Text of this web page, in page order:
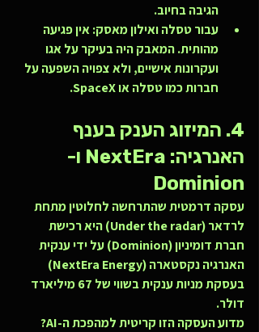
הגיבה בחיוב.
עבור טסלה ואילון מאסק: אין פגיעה
מהותית. המאבק היה בעיקר על אגו
ועקרונות אישיים, ולא צפויה השפעה על
חברות כמו טסלה או SpaceX.
4. המיזוג הענק בענף
האנרגיה: NextEra ו-
Dominion
עסקה דרמטית שהתרחשה לחלוטין מתחת
לרדאר (Under the radar) היא רכישת
חברת דומיניון (Dominion) על ידי ענקית
האנרגיה נקסטארה (NextEra Energy)
בעסקת מניות ענקית בשווי של 67 מיליארד
דולר.
מדוע העסקה הזו קריטית למהפכת ה-AI?